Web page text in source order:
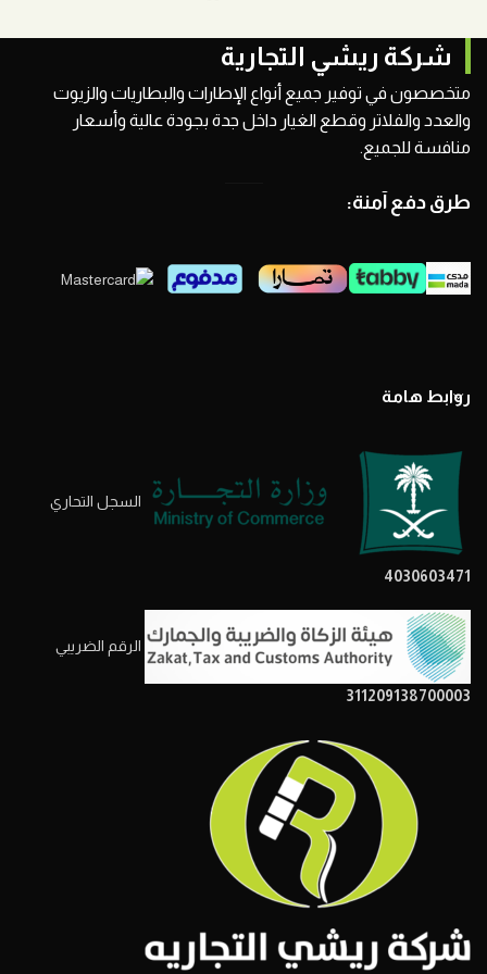
شركة ريشي التجارية
متخصصون في توفير جميع أنواع الإطارات والبطاريات والزيوت
والعدد والفلاتر وقطع الغيار داخل جدة بجودة عالية وأسعار
منافسة للجميع.
طرق دفع آمنة:
روابط هامة
السجل التحاري
4030603471
الرقم الضريبي
311209138700003